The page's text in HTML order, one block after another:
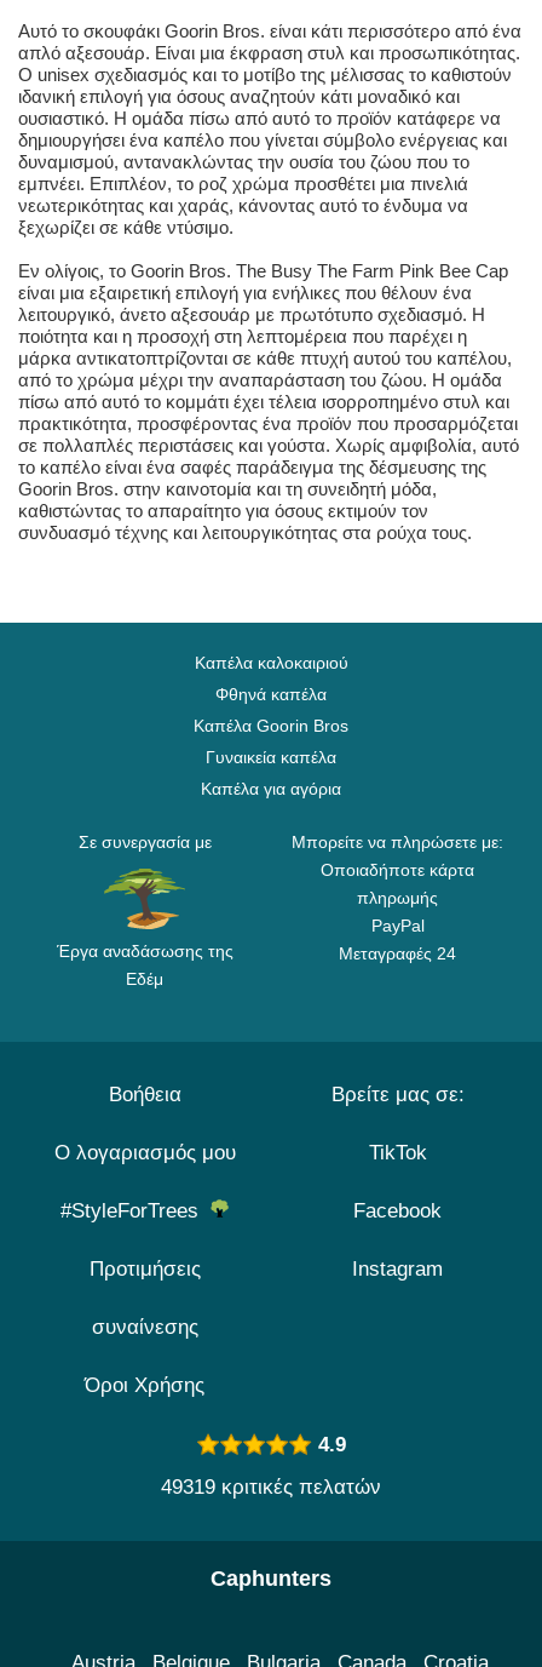
Αυτό το σκουφάκι Goorin Bros. είναι κάτι περισσότερο από ένα
απλό αξεσουάρ. Είναι μια έκφραση στυλ και προσωπικότητας.
Ο unisex σχεδιασμός και το μοτίβο της μέλισσας το καθιστούν
ιδανική επιλογή για όσους αναζητούν κάτι μοναδικό και
ουσιαστικό. Η ομάδα πίσω από αυτό το προϊόν κατάφερε να
δημιουργήσει ένα καπέλο που γίνεται σύμβολο ενέργειας και
δυναμισμού, αντανακλώντας την ουσία του ζώου που το
εμπνέει. Επιπλέον, το ροζ χρώμα προσθέτει μια πινελιά
νεωτερικότητας και χαράς, κάνοντας αυτό το ένδυμα να
ξεχωρίζει σε κάθε ντύσιμο.
Εν ολίγοις, το Goorin Bros. The Busy The Farm Pink Bee Cap
είναι μια εξαιρετική επιλογή για ενήλικες που θέλουν ένα
λειτουργικό, άνετο αξεσουάρ με πρωτότυπο σχεδιασμό. Η
ποιότητα και η προσοχή στη λεπτομέρεια που παρέχει η
μάρκα αντικατοπτρίζονται σε κάθε πτυχή αυτού του καπέλου,
από το χρώμα μέχρι την αναπαράσταση του ζώου. Η ομάδα
πίσω από αυτό το κομμάτι έχει τέλεια ισορροπημένο στυλ και
πρακτικότητα, προσφέροντας ένα προϊόν που προσαρμόζεται
σε πολλαπλές περιστάσεις και γούστα. Χωρίς αμφιβολία, αυτό
το καπέλο είναι ένα σαφές παράδειγμα της δέσμευσης της
Goorin Bros. στην καινοτομία και τη συνειδητή μόδα,
καθιστώντας το απαραίτητο για όσους εκτιμούν τον
συνδυασμό τέχνης και λειτουργικότητας στα ρούχα τους.
Καπέλα καλοκαιριού
Φθηνά καπέλα
Καπέλα Goorin Bros
Γυναικεία καπέλα
Καπέλα για αγόρια
Σε συνεργασία με
Έργα αναδάσωσης της
Εδέμ
Μπορείτε να πληρώσετε με:
Οποιαδήποτε κάρτα
πληρωμής
PayPal
Μεταγραφές 24
Βοήθεια
Ο λογαριασμός μου
#StyleForTrees
Προτιμήσεις
συναίνεσης
Όροι Χρήσης
Βρείτε μας σε:
TikTok
Facebook
Instagram
4.9
49319 κριτικές πελατών
Caphunters